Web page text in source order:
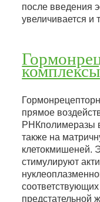
после введения
увеличивается и
комплексы
прямое
РНКполимеразы
также на
клетокмишеней.
стимулируют
предстательной